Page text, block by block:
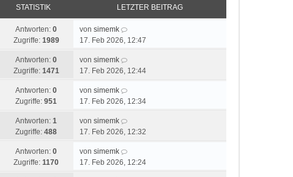
STATISTIK LETZTER BEITRAG
Antworten: 0
Zugriffe: 1989
von simemk
17. Feb 2026, 12:47
Antworten: 0
Zugriffe: 1471
von simemk
17. Feb 2026, 12:44
Antworten: 0
Zugriffe: 951
von simemk
17. Feb 2026, 12:34
Antworten: 1
Zugriffe: 488
von simemk
17. Feb 2026, 12:32
Antworten: 0
Zugriffe: 1170
von simemk
17. Feb 2026, 12:24